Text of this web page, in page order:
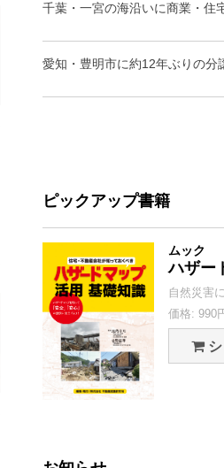
千葉・一宮の海沿いに商業・住
愛知・豊明市に約12年ぶりの分
ピックアップ書籍
ムック
ハザー
自然災害
価格: 990
シ